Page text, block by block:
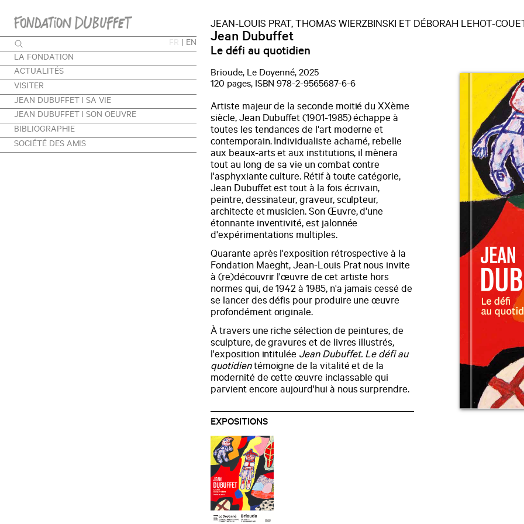
FR | EN
LA FONDATION
ACTUALITÉS
VISITER
JEAN DUBUFFET I SA VIE
JEAN DUBUFFET I SON OEUVRE
BIBLIOGRAPHIE
SOCIÉTÉ DES AMIS
JEAN-LOUIS PRAT, THOMAS WIERZBINSKI ET DÉBORAH LEHOT-
Jean Dubuffet
Le défi au quotidien
Brioude, Le Doyenné, 2025
120 pages, ISBN 978-2-9565687-6-6
Artiste majeur de la seconde moitié du XXème
siècle, Jean Dubuffet (1901-1985) échappe à
toutes les tendances de l'art moderne et
contemporain. Individualiste acharné, rebelle
aux beaux-arts et aux institutions, il mènera
tout au long de sa vie un combat contre
l'asphyxiante culture. Rétif à toute catégorie,
Jean Dubuffet est tout à la fois écrivain,
peintre, dessinateur, graveur, sculpteur,
architecte et musicien. Son Œuvre, d'une
étonnante inventivité, est jalonnée
d'expérimentations multiples.
Quarante après l'exposition rétrospective à la
Fondation Maeght, Jean-Louis Prat nous invite
à (re)découvrir l'œuvre de cet artiste hors
normes qui, de 1942 à 1985, n'a jamais cessé de
se lancer des défis pour produire une œuvre
profondément originale.
À travers une riche sélection de peintures, de
sculpture, de gravures et de livres illustrés,
l'exposition intitulée Jean Dubuffet. Le défi au
quotidientémoigne de la vitalité et de la
modernité de cette œuvre inclassable qui
parvient encore aujourd'hui à nous surprendre.
EXPOSITIONS